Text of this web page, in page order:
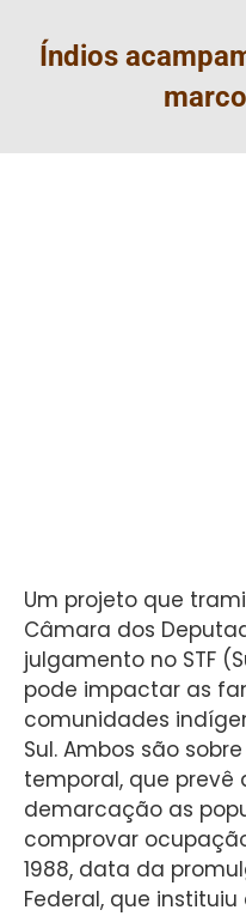
Índios
Um projeto que
Câmara dos
julgamento no STF
pode impactar as
comunidades
Sul. Ambos são
temporal, que prevê
demarcação as
comprovar
1988, data da
Federal, que